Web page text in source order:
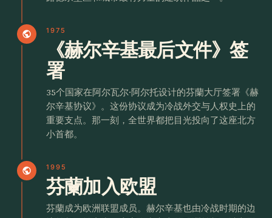
public 1975
《赫尔辛基最后文件》签
署
35个国家在阿尔瓦尔·阿尔托设计的芬蘭大厅签署《赫
尔辛基协议》。这份协议成为冷战外交与人权史上的
重要支点。那一刻，全世界都把目光投向了这座北方
小首都。
public 1995
芬蘭加入欧盟
芬蘭成为欧洲联盟成员。赫尔辛基也由冷战时期的边